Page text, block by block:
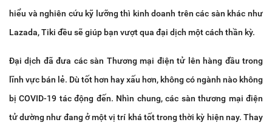
hiểu và nghiên cứu kỹ lưỡng thì kinh doanh trên các sàn khác như
Lazada, Tiki đều sẽ giúp bạn vượt qua đại dịch một cách thần kỳ.
Đại dịch đã đưa các sàn Thương mại điện tử lên hàng đầu trong
lĩnh vực bán lẻ. Dù tốt hơn hay xấu hơn, không có ngành nào không
bị COVID-19 tác động đến. Nhìn chung, các sàn thương mại điện
tử dường như đang ở một vị trí khá tốt trong thời kỳ hiện nay. Thay